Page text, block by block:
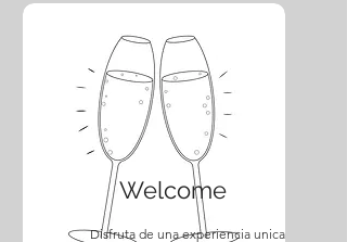
Welcome
Disfruta de una experiencia unica